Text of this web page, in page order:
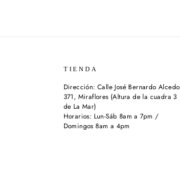
TIENDA
Dirección: Calle José Bernardo Alcedo
371, Miraflores (Altura de la cuadra 3
de La Mar)
Horarios: Lun-Sáb 8am a 7pm /
Domingos 8am a 4pm